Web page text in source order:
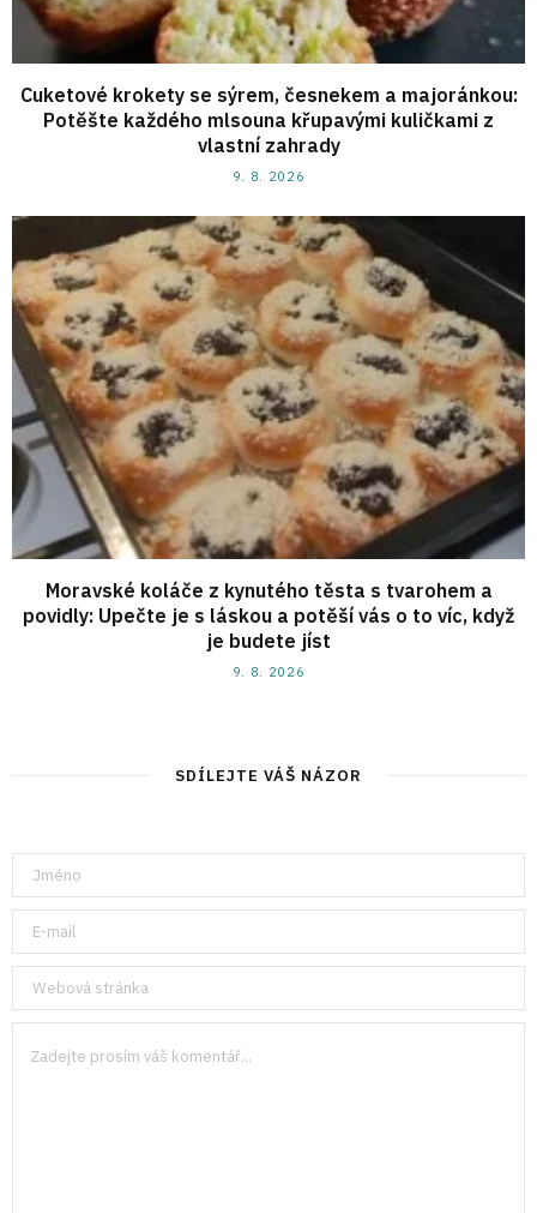
Cuketové krokety se sýrem, česnekem a majoránkou:
Potěšte každého mlsouna křupavými kuličkami z
vlastní zahrady
9. 8. 2026
Moravské koláče z kynutého těsta s tvarohem a
povidly: Upečte je s láskou a potěší vás o to víc, když
je budete jíst
9. 8. 2026
SDÍLEJTE VÁŠ NÁZOR